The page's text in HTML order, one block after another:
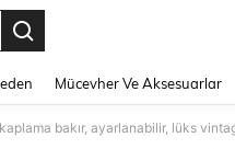
Mücevher Ve Aksesuarlar